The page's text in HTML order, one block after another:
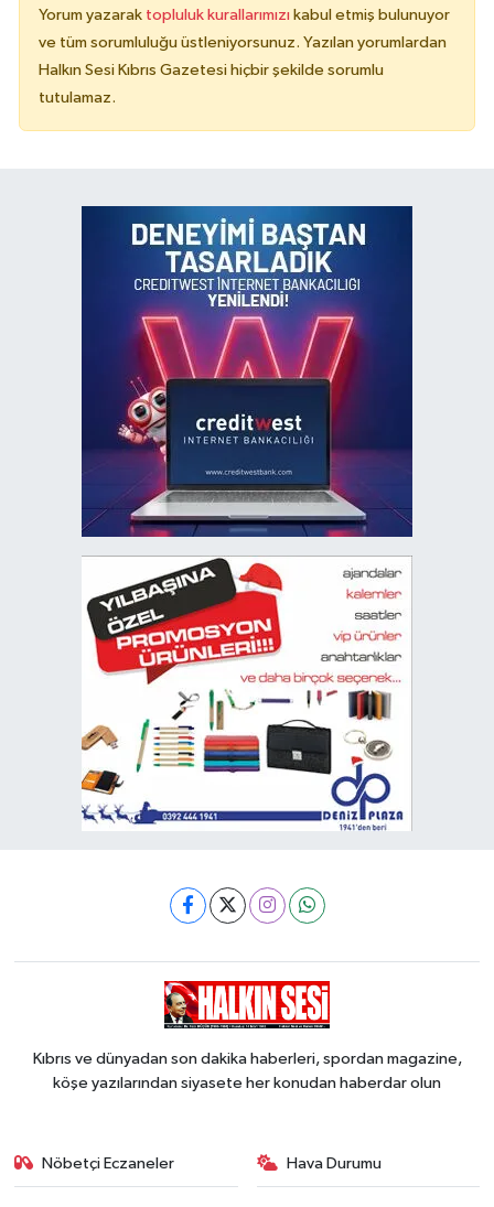
Yorum yazarak topluluk kurallarımızı kabul etmiş bulunuyor
ve tüm sorumluluğu üstleniyorsunuz. Yazılan yorumlardan
Halkın Sesi Kıbrıs Gazetesi hiçbir şekilde sorumlu
tutulamaz.
Kıbrıs ve dünyadan son dakika haberleri, spordan magazine,
köşe yazılarından siyasete her konudan haberdar olun
Nöbetçi Eczaneler Hava Durumu